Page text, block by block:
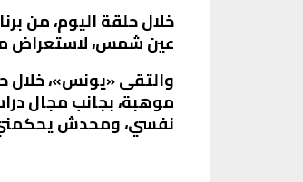
عين شمس، لاستعراض
والتقى «يونس»، خلال
موهبة، بجانب مجال
نفسي، ومحدش